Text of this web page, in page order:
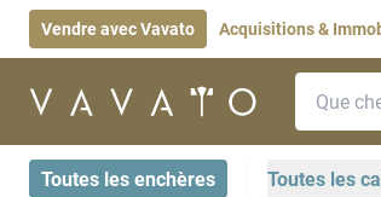
Vendre avec Vavato Acquisitions &
Page d'accueil
Toutes les enchères Toutes les